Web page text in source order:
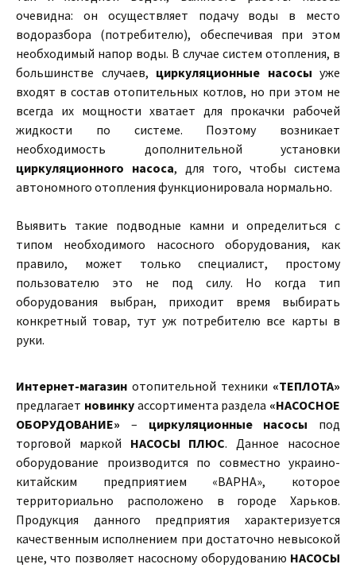
очевидна: он осуществляет подачу воды в место
водоразбора (потребителю), обеспечивая при этом
необходимый напор воды. В случае систем отопления, в
большинстве случаев, циркуляционные насосы уже
входят в состав отопительных котлов, но при этом не
всегда их мощности хватает для прокачки рабочей
жидкости по системе. Поэтому возникает
необходимость дополнительной установки
циркуляционного насоса, для того, чтобы система
автономного отопления функционировала нормально.
Выявить такие подводные камни и определиться с
типом необходимого насосного оборудования, как
правило, может только специалист, простому
пользователю это не под силу. Но когда тип
оборудования выбран, приходит время выбирать
конкретный товар, тут уж потребителю все карты в
руки.
Интернет-магазин отопительной техники «ТЕПЛОТА»
предлагает новинкуассортимента раздела «НАСОСНОЕ
ОБОРУДОВАНИЕ» – циркуляционные насосы под
торговой маркой НАСОСЫ ПЛЮС. Данное насосное
оборудование производится по совместно украино-
китайским предприятием «ВАРНА», которое
территориально расположено в городе Харьков.
Продукция данного предприятия характеризуется
качественным исполнением при достаточно невысокой
цене, что позволяет насосному оборудованию НАСОСЫ